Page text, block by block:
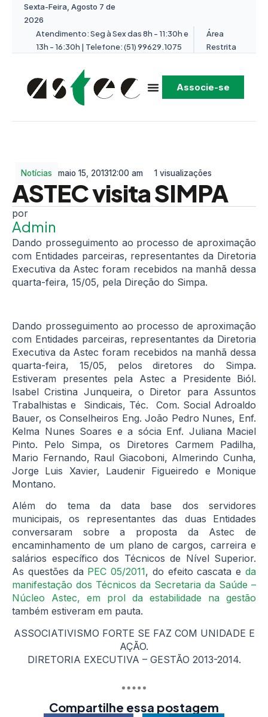
Sexta-Feira, Agosto 7 de
2026
Atendimento: Seg à Sex das 8h - 11:30h e
13h - 16:30h | Telefone: (51) 99629.1075
Área
Restrita
Associe-se
Notícias maio 15, 201312:00 am 1 visualizações
ASTEC visita SIMPA
Admin
Dando prosseguimento ao processo de aproximação
com Entidades parceiras, representantes da Diretoria
Executiva da Astec foram recebidos na manhã dessa
quarta-feira, 15/05, pela Direção do Simpa.
Dando prosseguimento ao processo de aproximação
com Entidades parceiras, representantes da Diretoria
Executiva da Astec foram recebidos na manhã dessa
quarta-feira, 15/05, pelos diretores do Simpa.
Estiveram presentes pela Astec a Presidente Biól.
Isabel Cristina Junqueira, o Diretor para Assuntos
Trabalhistas e Sindicais, Téc. Com. Social Adroaldo
Bauer, os Conselheiros Eng. João Pedro Nunes, Enf.
Kelma Nunes Soares e a sócia Enf. Juliana Maciel
Pinto. Pelo Simpa, os Diretores Carmem Padilha,
Mario Fernando, Raul Giacoboni, Almerindo Cunha,
Jorge Luis Xavier, Laudenir Figueiredo e Monique
Montano.
Além do tema da data base dos servidores
municipais, os representantes das duas Entidades
conversaram sobre a proposta da Astec de
encaminhamento de um plano de cargos, carreira e
salários específico dos Técnicos de Nível Superior.
As questões da PEC 05/2011, do efeito cascata e da
manifestação dos Técnicos da Secretaria da Saúde –
Núcleo Astec, em prol da estabilidade na gestão
também estiveram em pauta.
ASSOCIATIVISMO FORTE SE FAZ COM UNIDADE E
AÇÃO.
DIRETORIA EXECUTIVA – GESTÃO 2013-2014.
Compartilhe essa postagem